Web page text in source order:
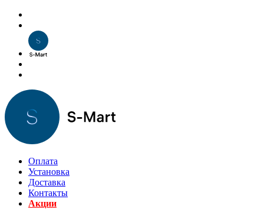
Оплата
Установка
Доставка
Контакты
Акции